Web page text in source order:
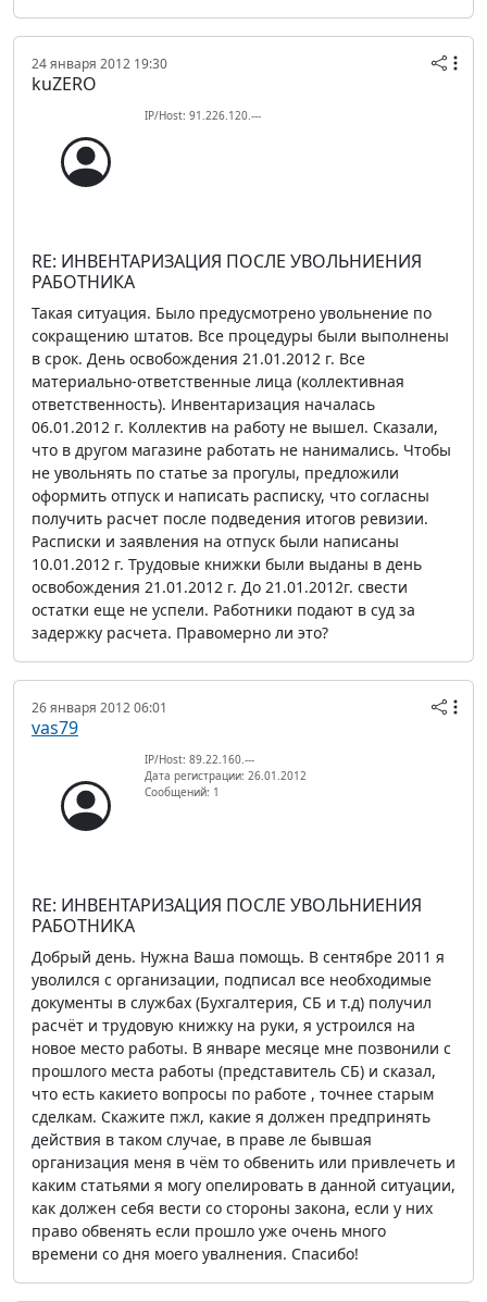
24 января 2012 19:30
kuZERO
IP/Host: 91.226.120.---
RE: ИНВЕНТАРИЗАЦИЯ ПОСЛЕ УВОЛЬНИЕНИЯ
РАБОТНИКА
Такая ситуация. Было предусмотрено увольнение по
сокращению штатов. Все процедуры были выполнены
в срок. День освобождения 21.01.2012 г. Все
материально-ответственные лица (коллективная
ответственность). Инвентаризация началась
06.01.2012 г. Коллектив на работу не вышел. Сказали,
что в другом магазине работать не нанимались. Чтобы
не увольнять по статье за прогулы, предложили
оформить отпуск и написать расписку, что согласны
получить расчет после подведения итогов ревизии.
Расписки и заявления на отпуск были написаны
10.01.2012 г. Трудовые книжки были выданы в день
освобождения 21.01.2012 г. До 21.01.2012г. свести
остатки еще не успели. Работники подают в суд за
задержку расчета. Правомерно ли это?
26 января 2012 06:01
vas79
IP/Host: 89.22.160.---
Дата регистрации: 26.01.2012
Сообщений: 1
RE: ИНВЕНТАРИЗАЦИЯ ПОСЛЕ УВОЛЬНИЕНИЯ
РАБОТНИКА
Добрый день. Нужна Ваша помощь. В сентябре 2011 я
уволился с организации, подписал все необходимые
документы в службах (Бухгалтерия, СБ и т.д) получил
расчёт и трудовую книжку на руки, я устроился на
новое место работы. В январе месяце мне позвонили с
прошлого места работы (представитель СБ) и сказал,
что есть какието вопросы по работе , точнее старым
сделкам. Скажите пжл, какие я должен предпринять
действия в таком случае, в праве ле бывшая
организация меня в чём то обвенить или привлечеть и
каким статьями я могу опелировать в данной ситуации,
как должен себя вести со стороны закона, если у них
право обвенять если прошло уже очень много
времени со дня моего увалнения. Спасибо!